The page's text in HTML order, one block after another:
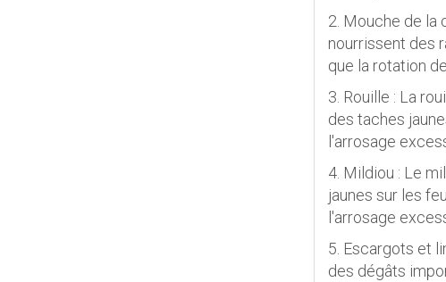
2. Mouche de la
nourrissent des
que la rotation
3. Rouille : La
des taches
l'arrosage
4. Mildiou : Le
jaunes sur les
l'arrosage
5. Escargots et
des dégâts